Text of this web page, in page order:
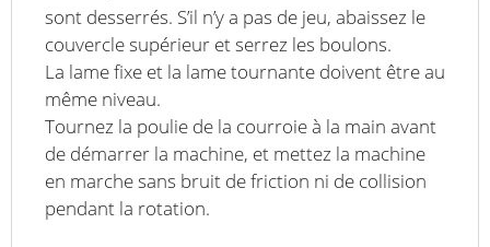
sont desserrés. S’il n’y a pas de jeu, abaissez le
couvercle supérieur et serrez les boulons.
La lame fixe et la lame tournante doivent être au
même niveau.
Tournez la poulie de la courroie à la main avant
de démarrer la machine, et mettez la machine
en marche sans bruit de friction ni de collision
pendant la rotation.